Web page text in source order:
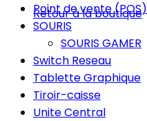
Retour à la boutique
Point de vente (POS)
SOURIS
SOURIS GAMER
Switch Reseau
Tablette Graphique
Tiroir-caisse
Unite Central